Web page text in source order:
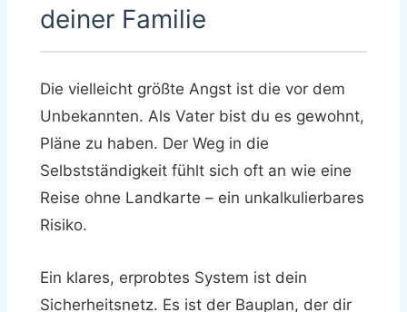
deiner Familie
Die vielleicht größte Angst ist die vor dem
Unbekannten. Als Vater bist du es gewohnt,
Pläne zu haben. Der Weg in die
Selbstständigkeit fühlt sich oft an wie eine
Reise ohne Landkarte – ein unkalkulierbares
Risiko.
Ein klares, erprobtes System ist dein
Sicherheitsnetz. Es ist der Bauplan, der dir